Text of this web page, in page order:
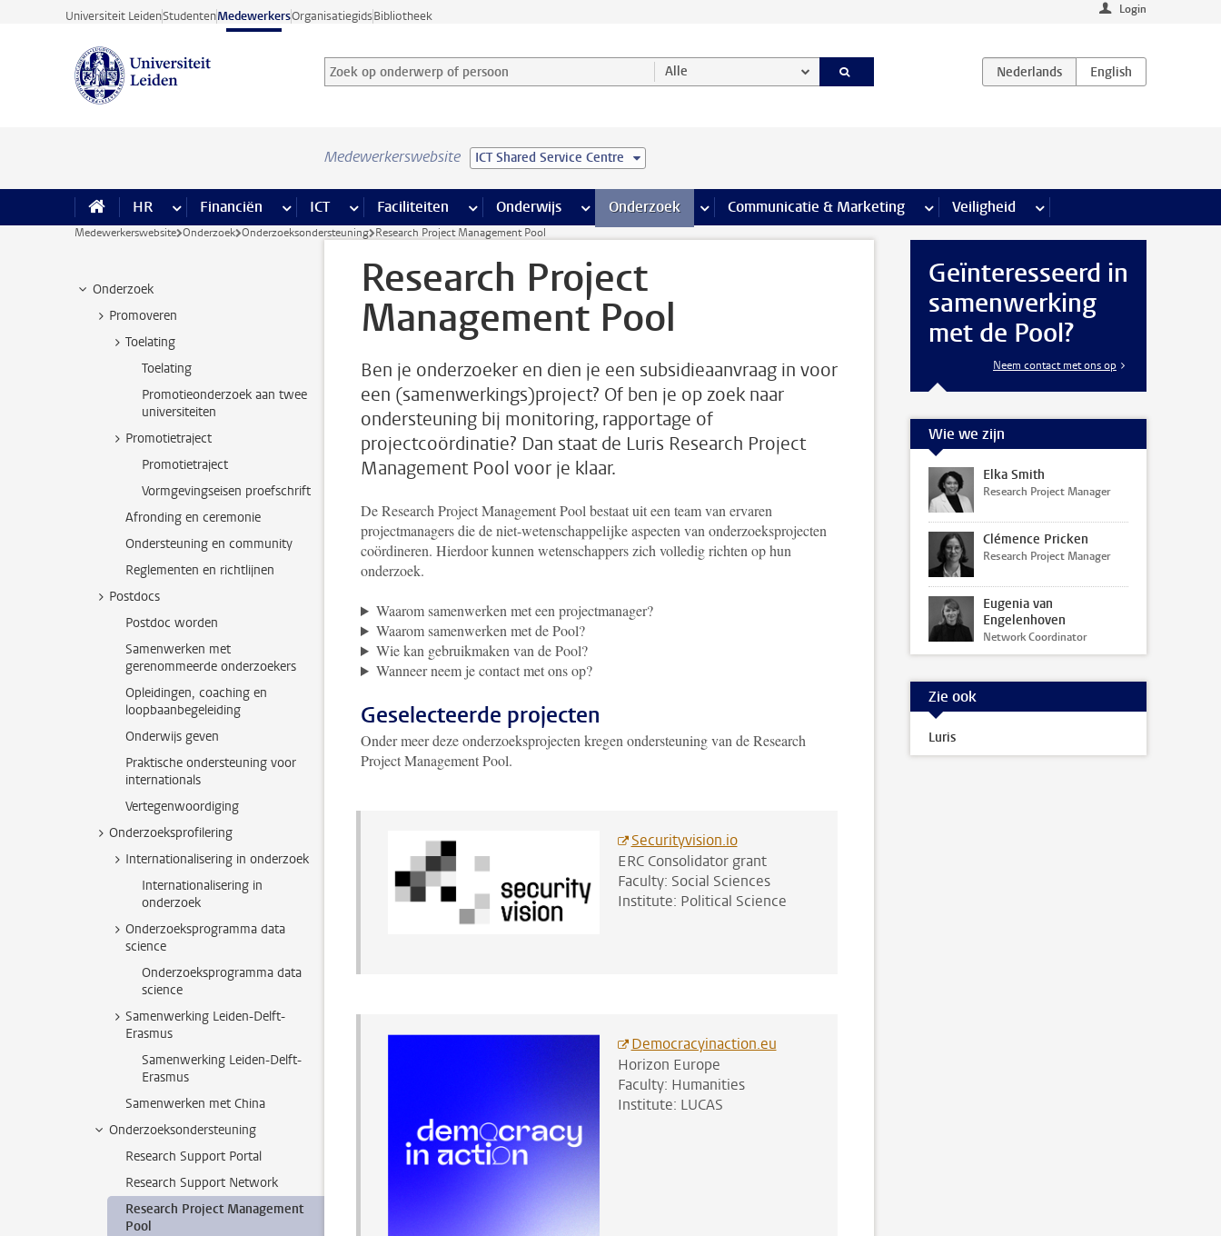
Ga direct naar de inhoud
Universiteit LeidenStudentenMedewerkersOrganisatiegidsBibliotheek Login
Zoek op onderwerp of persoon en selecteer categorie
Zoekterm Alle
Medewerkerswebsite ICT Shared Service Centre
HR meer HR pagina’s
Financiën meer Financiën pagina’s
ICT meer ICT pagina’s
Faciliteiten meer Faciliteiten pagina’s
Onderwijs meer Onderwijs pagina’s
Onderzoek meer Onderzoek pagina’s
Communicatie & Marketing meer Communicatie & Marketing pagina’s
Veiligheid meer Veiligheid pagina’s
Medewerkerswebsite Onderzoek Onderzoeksondersteuning Research Project Management Pool
Onderzoek
Promoveren
Toelating
Toelating
Promotieonderzoek aan twee
universiteiten
Promotietraject
Promotietraject
Vormgevingseisen proefschrift
Afronding en ceremonie
Ondersteuning en community
Reglementen en richtlijnen
Postdocs
Postdoc worden
Samenwerken met
gerenommeerde onderzoekers
Opleidingen, coaching en
loopbaanbegeleiding
Onderwijs geven
Praktische ondersteuning voor
internationals
Vertegenwoordiging
Onderzoeksprofilering
Internationalisering in onderzoek
Internationalisering in
onderzoek
Onderzoeksprogramma data
science
Onderzoeksprogramma data
science
Samenwerking Leiden-Delft-
Erasmus
Samenwerking Leiden-Delft-
Erasmus
Samenwerken met China
Onderzoeksondersteuning
Research Support Portal
Research Support Network
Research Project Management
Pool
Research Project
Management Pool
Ben je onderzoeker en dien je een subsidieaanvraag in voor
een (samenwerkings)project? Of ben je op zoek naar
ondersteuning bij monitoring, rapportage of
projectcoördinatie? Dan staat de Luris Research Project
Management Pool voor je klaar.
De Research Project Management Pool bestaat uit een team van ervaren
projectmanagers die de niet-wetenschappelijke aspecten van onderzoeksprojecten
coördineren. Hierdoor kunnen wetenschappers zich volledig richten op hun
onderzoek.
Waarom samenwerken met een projectmanager?
Waarom samenwerken met de Pool?
Wie kan gebruikmaken van de Pool?
Wanneer neem je contact met ons op?
Geselecteerde projecten
Onder meer deze onderzoeksprojecten kregen ondersteuning van de Research
Project Management Pool.
Securityvision.io
ERC Consolidator grant
Faculty: Social Sciences
Institute: Political Science
Democracyinaction.eu
Horizon Europe
Faculty: Humanities
Institute: LUCAS
Geïnteresseerd in
samenwerking
met de Pool?
Neem contact met ons op
Wie we zijn
Elka Smith
Research Project Manager
Clémence Pricken
Research Project Manager
Eugenia van
Engelenhoven
Network Coordinator
Zie ook
Luris